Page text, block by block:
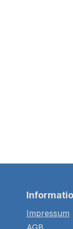
Impressum